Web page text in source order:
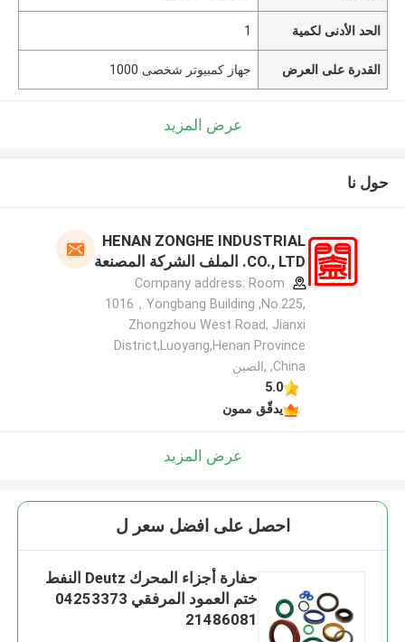
الحد الأدنى لكمية 1
القدرة على العرض جهاز كمبيوتر شخصى 1000
عرض المزيد
حول نا
HENAN ZONGHE INDUSTRIAL
CO., LTD. الملف الشركة المصنعة
Company address: Room
1016，Yongbang Building ,No.225,
Zhongzhou West Road, Jianxi
District,Luoyang,Henan Province
,China ,الصين
5.0
يدقّق ممون
عرض المزيد
احصل على افضل سعر ل
حفارة أجزاء المحرك Deutz النفط
ختم العمود المرفقي 04253373
21486081